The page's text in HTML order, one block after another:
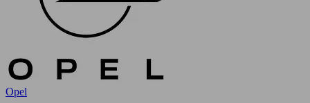
Opel